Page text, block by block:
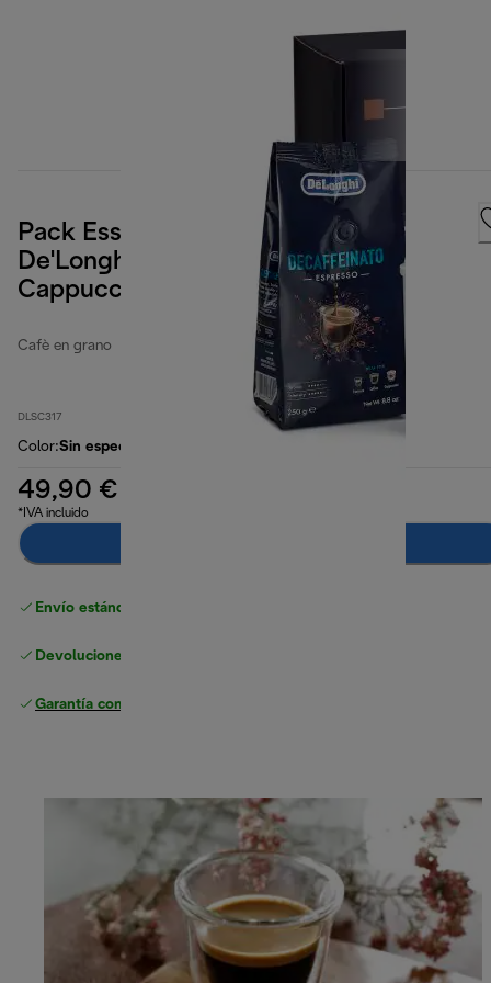
Pack Essential de granos de café
De'Longhi 4 x 250 g, dos vasos
Cappuccino, y filtro de agua
Cafè en grano
DLSC317
Color:Sin especificar
49,90 €
*IVA incluido
Envío estándar gratuito
Devoluciones gratuitas
Garantía completa